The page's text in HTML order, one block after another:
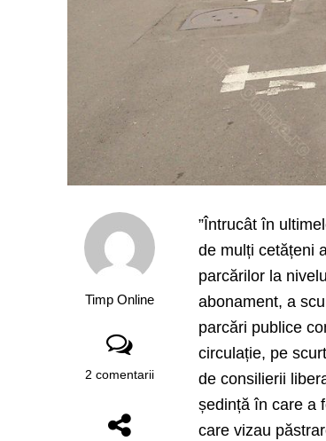
Timp Online
2 comentarii
”Întrucât în
de mulți cetățeni
parcărilor la
abonament, a
parcări publice
circulație, pe
de consilierii
ședință în care a
care vizau